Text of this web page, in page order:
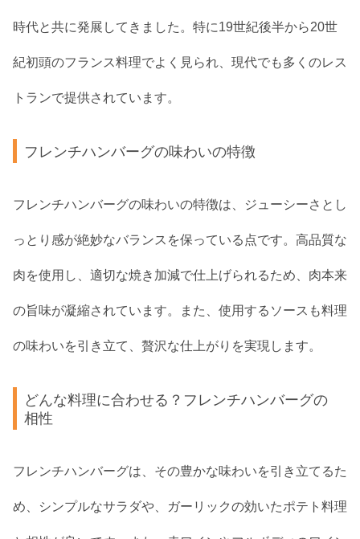
時代と共に発展してきました。特に19世紀後半から20世
紀初頭のフランス料理でよく見られ、現代でも多くのレス
トランで提供されています。
フレンチハンバーグの味わいの特徴
フレンチハンバーグの味わいの特徴は、ジューシーさとし
っとり感が絶妙なバランスを保っている点です。高品質な
肉を使用し、適切な焼き加減で仕上げられるため、肉本来
の旨味が凝縮されています。また、使用するソースも料理
の味わいを引き立て、贅沢な仕上がりを実現します。
どんな料理に合わせる？フレンチハンバーグの
相性
フレンチハンバーグは、その豊かな味わいを引き立てるた
め、シンプルなサラダや、ガーリックの効いたポテト料理